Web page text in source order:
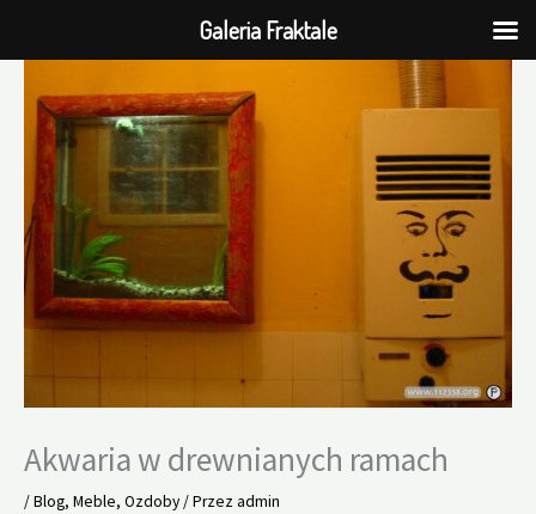
Akwaria w drewnianych ramach
/Blog, Meble, Ozdoby/ Przezadmin
Galeria Fraktale